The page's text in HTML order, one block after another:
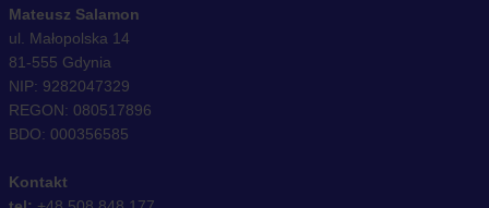
Mateusz Salamon
ul. Małopolska 14
81-555 Gdynia
NIP: 9282047329
REGON: 080517896
BDO: 000356585
Kontakt